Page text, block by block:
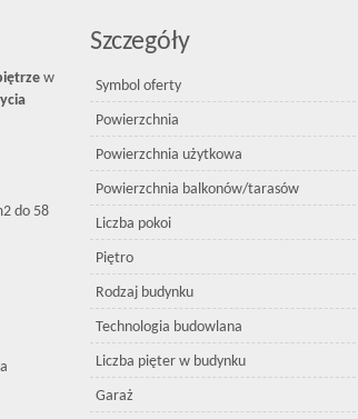
w
do 58
Szczegóły
Symbol oferty
Powierzchnia
Powierzchnia użytkowa
Powierzchnia balkonów/tarasów
Liczba pokoi
Piętro
Rodzaj budynku
Technologia budowlana
Liczba pięter w budynku
Garaż